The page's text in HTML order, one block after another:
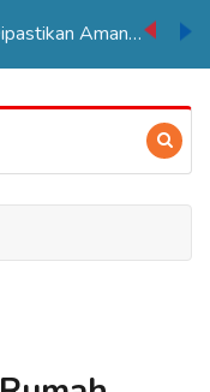
TPP ASN Kabupaten Merauke Dipastikan Aman Hingga Akhir Tahun 2026